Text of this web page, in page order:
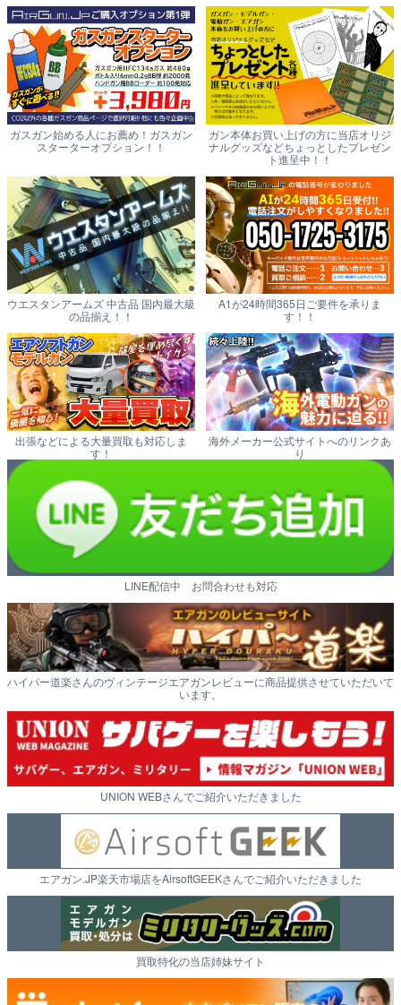
ガスガン始める人にお薦め！ガスガン
スターターオプション！！
ガン本体お買い上げの方に当店オリジ
ナルグッズなどちょっとしたプレゼン
ト進呈中！！
ウエスタンアームズ 中古品 国内最大級
の品揃え！！
A1が24時間365日ご要件を承りま
す！！
出張などによる大量買取も対応しま
す！
海外メーカー公式サイトへのリンクあ
り
LINE配信中 お問合わせも対応
ハイパー道楽さんのヴィンテージエアガンレビューに商品提供させていただいて
います。
UNION WEBさんでご紹介いただきました
エアガン.JP楽天市場店をAirsoftGEEKさんでご紹介いただきました
買取特化の当店姉妹サイト